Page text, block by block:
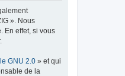
». Nous
En effet, si vous
GNU 2.0 » et qui
de la